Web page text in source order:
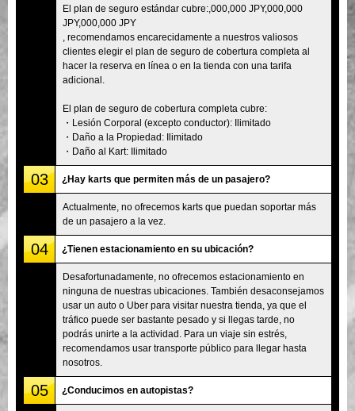
El plan de seguro estándar cubre:,000,000 JPY,000,000
JPY,000,000 JPY
, recomendamos encarecidamente a nuestros valiosos
clientes elegir el plan de seguro de cobertura completa al
hacer la reserva en línea o en la tienda con una tarifa
adicional.
El plan de seguro de cobertura completa cubre:
・Lesión Corporal (excepto conductor): Ilimitado
・Daño a la Propiedad: Ilimitado
・Daño al Kart: Ilimitado
03 ¿Hay karts que permiten más de un pasajero?
Actualmente, no ofrecemos karts que puedan soportar más
de un pasajero a la vez.
04 ¿Tienen estacionamiento en su ubicación?
Desafortunadamente, no ofrecemos estacionamiento en
ninguna de nuestras ubicaciones. También desaconsejamos
usar un auto o Uber para visitar nuestra tienda, ya que el
tráfico puede ser bastante pesado y si llegas tarde, no
podrás unirte a la actividad. Para un viaje sin estrés,
recomendamos usar transporte público para llegar hasta
nosotros.
05 ¿Conducimos en autopistas?